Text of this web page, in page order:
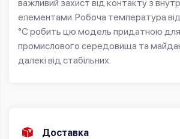
важливий захист від контакту з
елементами. Робоча температура
°C робить цю модель придатною для
промислового середовища та
далекі від стабільних.
Доставка